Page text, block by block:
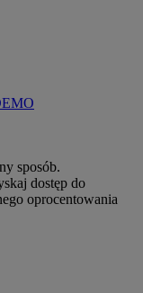
sposób.
dostęp do
oprocentowania